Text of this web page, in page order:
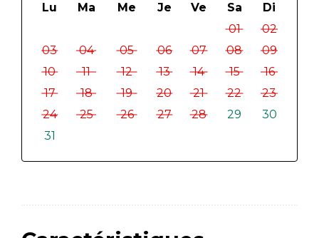
Lu Ma Me Je Ve Sa
Di
01
02
03
04 05 06 07 08
09
10
11 12 13 14 15
16
17
18 19 20 21 22
23
24
25 26 27 28 29
30
31